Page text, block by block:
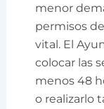
menor
permisos
vital. El
colocar las
menos 48
o realizarlo